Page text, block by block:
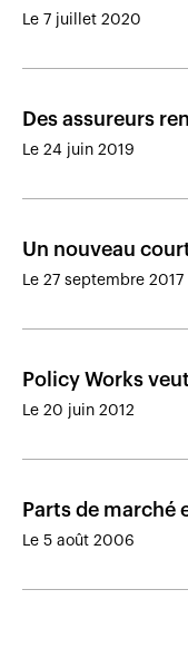
Le 7 juillet 2020
Des assureurs
Le 24 juin 2019
Un nouveau
Le 27 septembre 2017
Policy Works
Le 20 juin 2012
Parts de marché
Le 5 août 2006